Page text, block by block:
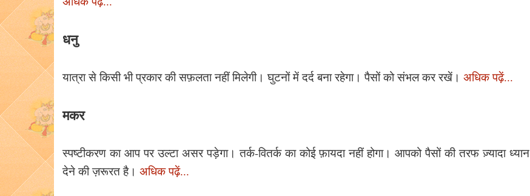
धनु
यात्रा से किसी भी प्रकार की सफ़लता नहीं मिलेगी। घुटनों में दर्द बना रहेगा। पैसों को संभल कर रखें। अधिक पढ़ें...
मकर
स्पष्टीकरण का आप पर उल्टा असर पड़ेगा। तर्क-वितर्क का कोई फ़ायदा नहीं होगा। आपको पैसों की तरफ ज़्यादा ध्यान
देने की ज़रूरत है। अधिक पढ़ें...